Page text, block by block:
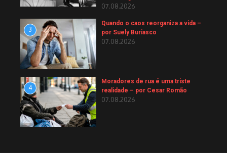
07.08.2026
3
Quando o caos reorganiza a vida –
por Suely Buriasco
07.08.2026
4
Moradores de rua é uma triste
realidade – por Cesar Romão
07.08.2026